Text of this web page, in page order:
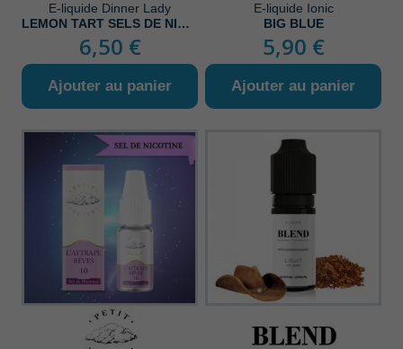
E-liquide Dinner Lady
LEMON TART SELS DE NICOTINE
6,50 €
Ajouter au panier
E-liquide Ionic
BIG BLUE
5,90 €
Ajouter au panier